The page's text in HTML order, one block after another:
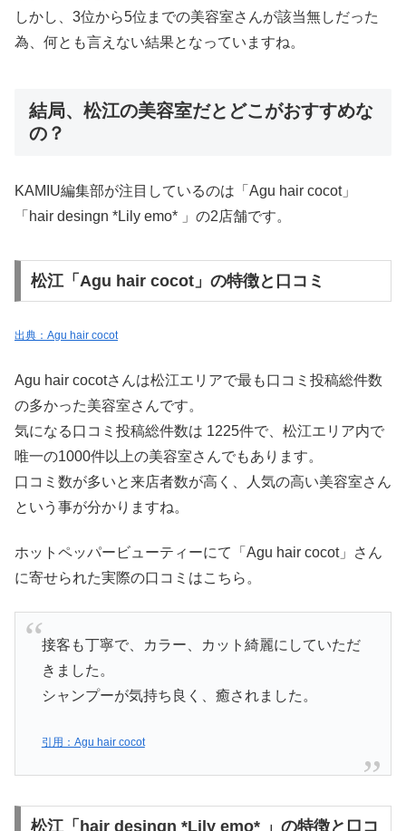
しかし、3位から5位までの美容室さんが該当無しだった
為、何とも言えない結果となっていますね。
結局、松江の美容室だとどこがおすすめな
の？
KAMIU編集部が注目しているのは「Agu hair cocot」
「hair desingn *Lily emo* 」の2店舗です。
松江「Agu hair cocot」の特徴と口コミ
出典：Agu hair cocot
Agu hair cocotさんは松江エリアで最も口コミ投稿総件数
の多かった美容室さんです。
気になる口コミ投稿総件数は 1225件で、松江エリア内で
唯一の1000件以上の美容室さんでもあります。
口コミ数が多いと来店者数が高く、人気の高い美容室さん
という事が分かりますね。
ホットペッパービューティーにて「Agu hair cocot」さん
に寄せられた実際の口コミはこちら。
接客も丁寧で、カラー、カット綺麗にしていただ
きました。
シャンプーが気持ち良く、癒されました。
引用：Agu hair cocot
松江「hair desingn *Lily emo* 」の特徴と口コ